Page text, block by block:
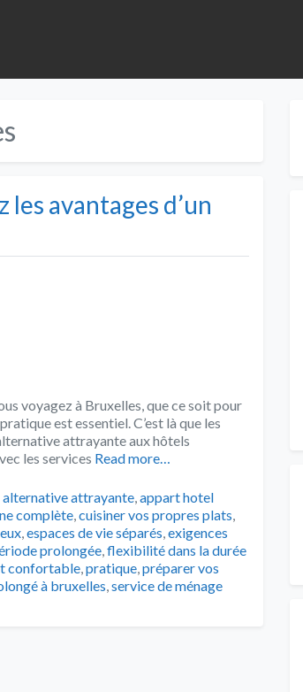
avantages d’un
voyagez à Bruxelles, que ce soit pour
est essentiel. C’est là que les
attrayante aux hôtels
les services Read more…
Tags
alternative attrayante,appart hotel
complète,cuisiner vos propres plats,
,espaces de vie séparés,exigences
prolongée,flexibilité dans la durée
confortable,pratique,préparer vos
à bruxelles,service de ménage